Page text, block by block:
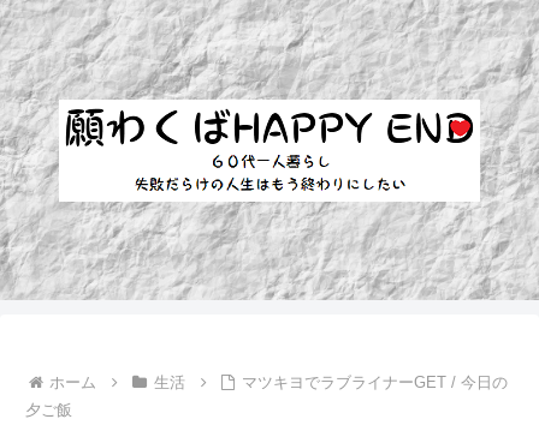
ホーム 生活
マツキヨでラブライナーGET / 今日の
夕ご飯